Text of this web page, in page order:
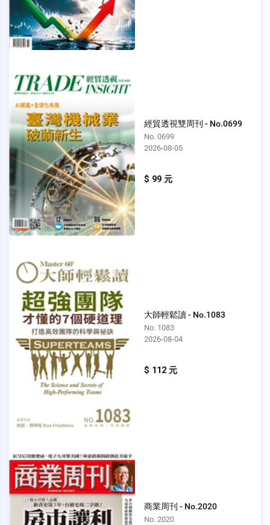
經貿透視雙周刊 - No.0699
No. 0699
2026-08-05
$ 99 元
大師輕鬆讀 - No.1083
No. 1083
2026-08-04
$ 112 元
商業周刊 - No.2020
No. 2020